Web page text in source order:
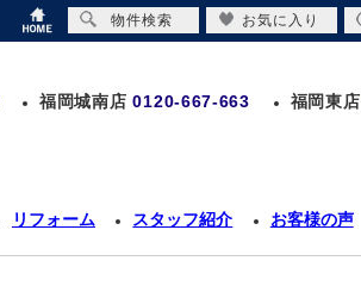
福岡城南店 0120-667-663 福岡東店
リフォーム スタッフ紹介 お客様の声
物件検索 お気に入り